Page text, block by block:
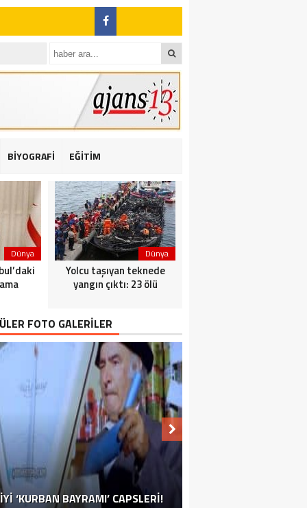
2 yaralı
BİYOGRAFİ EĞİTİM
Dünya Dünya
Yolcu taşıyan teknede
yangın çıktı: 23 ölü
FOTO GALERİLER
TAKVİMİ’NE BİR RAKİP DAHA!
‘KURBAN BAYRAMI’ CAPSLERİ!
SÖYLEMEYEN ESNAF GÖRDÜNÜZ
MÜ?
FOTOĞRAFLARLA HIZAN
FOTOĞRAFLARLA BITLIS
FOTOĞRAFLARLA TATVAN
FOTOĞRAFLARLA GÜROYMAK
FOTOĞRAFLARLA AHLAT
FOTOĞRAFLARLA ADILCEVAZ
FOTOĞRAFLARLA MUTKI